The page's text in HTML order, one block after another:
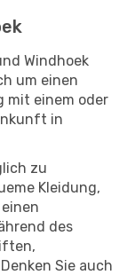
Windhoek
um einen
mit einem oder
in
zu
Kleidung,
des
Sie auch